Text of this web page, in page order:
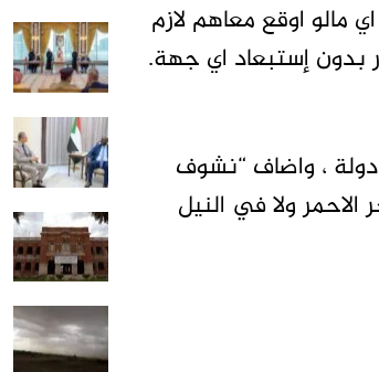
مالو اوقع معاهم لازم
بدون إستبعاد اي جهة.
دولة ، واضاف “نشوف
الاحمر ولا في النيل